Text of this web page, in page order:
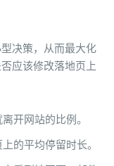
决策，从而最大化
应该修改落地页上
开网站的比例。
的平均停留时长。